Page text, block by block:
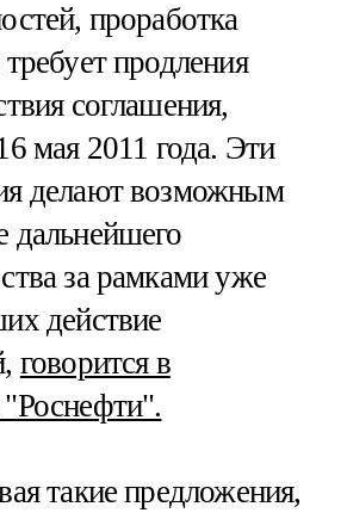
проработка
продления
соглашения,
мая 2011 года. Эти
делают возможным
дальнейшего
за рамками уже
действие
говорится в
такие предложения,